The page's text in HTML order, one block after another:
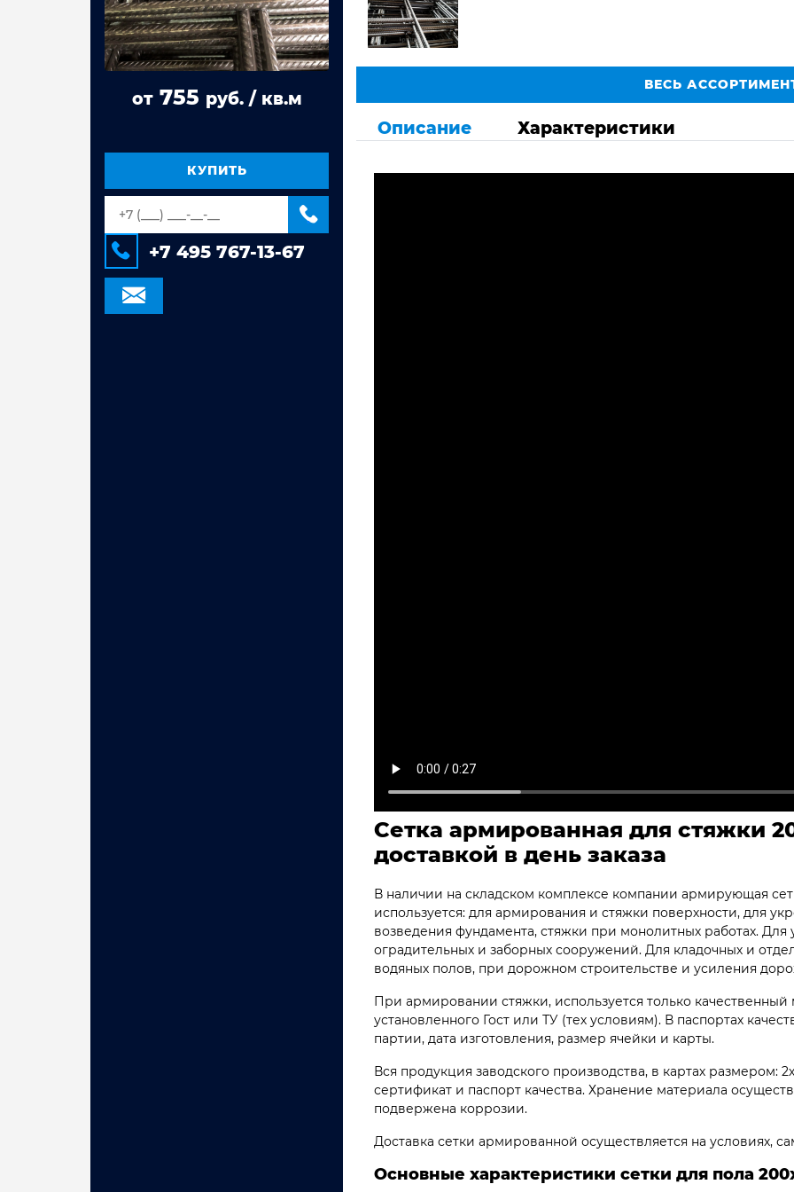
Труба стальная ВГП
Труба квадратная сталь 3сп/пс
Труба электросварная Гост 10704,
Труба оцинкованная
Труба стальная электросварная
от755 руб. / кв.м
КУПИТЬ
+7 495 767-13-67
ВЕСЬ
Описание Характеристики
Сетка армированная для стяжки
доставкой в день заказа
В наличии на складском комплексе компании армирующая
используется: для армирования и стяжки поверхности, для
возведения фундамента, стяжки при монолитных работах. Для
оградительных и заборных сооружений. Для кладочных и
водяных полов, при дорожном строительстве и усиления
При армировании стяжки, используется только
установленного Гост или ТУ (тех условиям). В паспортах
партии, дата изготовления, размер ячейки и карты.
Вся продукция заводского производства, в картах размером:
сертификат и паспорт качества. Хранение материала
подвержена коррозии.
Доставка сетки армированной осуществляется на условиях,
Основные характеристики сетки для пола